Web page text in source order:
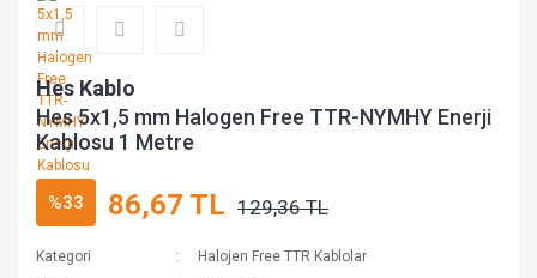
Hes Kablo
Hes 5x1,5 mm Halogen Free TTR-NYMHY Enerji
Kablosu 1 Metre
%33 86,67 TL 129,36 TL
Kategori
Halojen Free TTR Kablolar